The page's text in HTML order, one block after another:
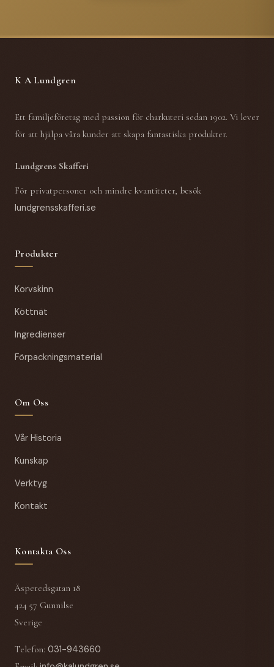
K A Lundgren
Ett familjeföretag med passion för charkuteri sedan 1902. Vi lever
för att hjälpa våra kunder att skapa fantastiska produkter.
Lundgrens Skafferi
För privatpersoner och mindre kvantiteter, besök
lundgrensskafferi.se
Produkter
Korvskinn
Köttnät
Ingredienser
Förpackningsmaterial
Om Oss
Vår Historia
Kunskap
Verktyg
Kontakt
Kontakta Oss
Äsperedsgatan 18
424 57 Gunnilse
Sverige
Telefon: 031-943660